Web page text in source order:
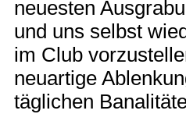
neuesten
und uns selbst
im Club
neuartige
täglichen